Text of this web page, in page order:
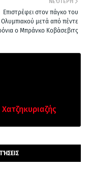
Επιστρέφει στον πάγκο του
Ολυμπιακού μετά από πέντε
ο Μπράνκο Κοβάσεβιτς